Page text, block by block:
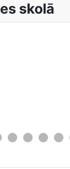
skolā